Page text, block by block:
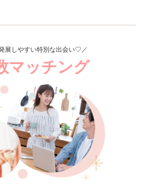
展しやすい特別な出会い♡／
マッチング